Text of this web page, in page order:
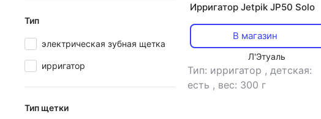
Тип
электрическая зубная щетка
ирригатор
Тип щетки
Ирригатор Jetpik JP50 Solo
В магазин
Л'Этуаль
Тип: ирригатор , детская:
есть , вес: 300 г